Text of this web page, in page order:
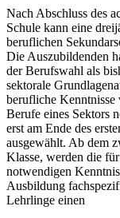
Nach Abschluss des
Schule kann eine
beruflichen
Die Auszubildenden
der Berufswahl als
sektorale
berufliche Kenntnisse
Berufe eines Sektors
erst am Ende des
ausgewählt. Ab dem
Klasse, werden die
notwendigen
Ausbildung
Lehrlinge einen